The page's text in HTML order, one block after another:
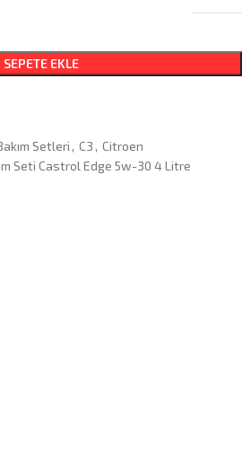
SEPETE EKLE
Setleri , C3 , Citroen
Seti Castrol Edge 5w-30 4 Litre